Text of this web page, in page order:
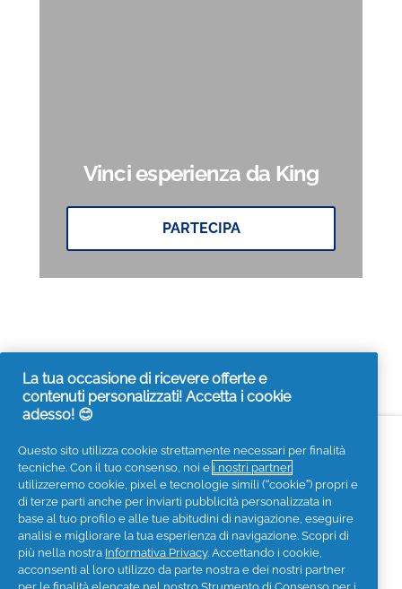
Vinci esperienza da King
PARTECIPA
Seguici sui social
Privacy Informativa sui Cookies
La tua occasione di ricevere offerte e
contenuti personalizzati! Accetta i cookie
adesso! 😊
Questo sito utilizza cookie strettamente necessari per finalità
tecniche. Con il tuo consenso, noi e i nostri partner
utilizzeremo cookie, pixel e tecnologie simili (“cookie”) propri e
di terze parti anche per inviarti pubblicità personalizzata in
base al tuo profilo e alle tue abitudini di navigazione, eseguire
analisi e migliorare la tua esperienza di navigazione. Scopri di
più nella nostra Informativa Privacy. Accettando i cookie,
acconsenti al loro utilizzo da parte nostra e dei nostri partner